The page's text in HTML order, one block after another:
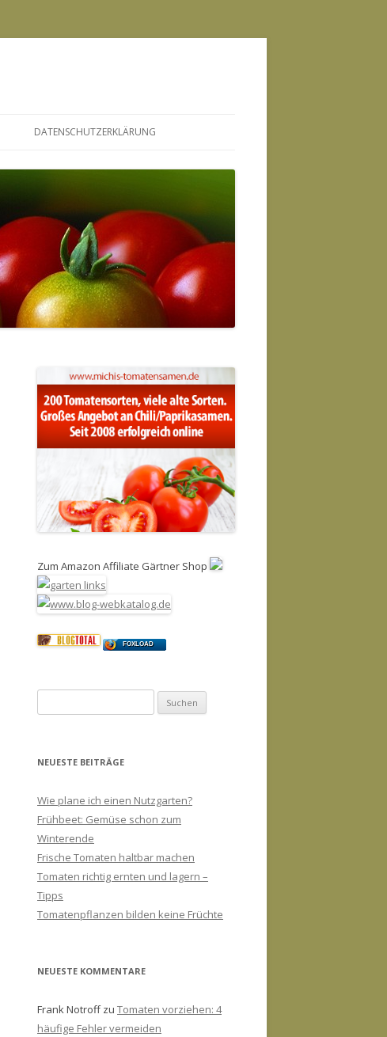
DATENSCHUTZERKLÄRUNG
Zum Amazon Affiliate Gärtner Shop
FOXLOAD
nach:
NEUESTE BEITRÄGE
Wie plane ich einen Nutzgarten?
Frühbeet: Gemüse schon zum
Winterende
Frische Tomaten haltbar machen
Tomaten richtig ernten und lagern –
Tipps
Tomatenpflanzen bilden keine Früchte
NEUESTE KOMMENTARE
Frank Notroffzu Tomaten vorziehen: 4
häufige Fehler vermeiden